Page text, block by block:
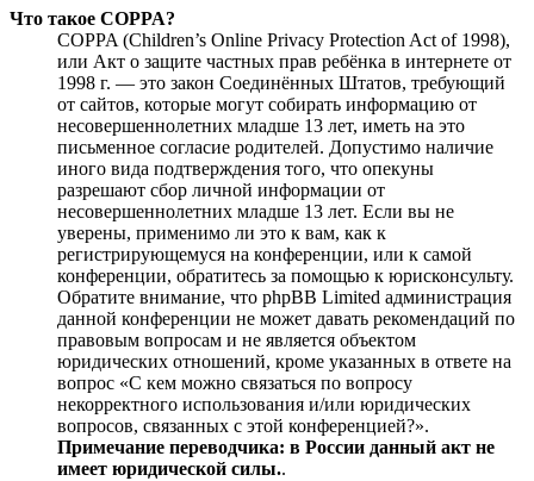
Что такое COPPA?
COPPA (Children’s Online Privacy Protection Act of 1998),
или Акт о защите частных прав ребёнка в интернете от
1998 г. — это закон Соединённых Штатов, требующий
от сайтов, которые могут собирать информацию от
несовершеннолетних младше 13 лет, иметь на это
письменное согласие родителей. Допустимо наличие
иного вида подтверждения того, что опекуны
разрешают сбор личной информации от
несовершеннолетних младше 13 лет. Если вы не
уверены, применимо ли это к вам, как к
регистрирующемуся на конференции, или к самой
конференции, обратитесь за помощью к юрисконсульту.
Обратите внимание, что phpBB Limited администрация
данной конференции не может давать рекомендаций по
правовым вопросам и не является объектом
юридических отношений, кроме указанных в ответе на
вопрос «С кем можно связаться по вопросу
некорректного использования и/или юридических
вопросов, связанных с этой конференцией?».
Примечание переводчика: в России данный акт не
имеет юридической силы..